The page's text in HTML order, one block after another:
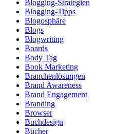
Blogging-Strategien
Blogging-Tipps
Blogosphäre
Blogs
Blogwriting
Boards
Body Tag
Book Marketing
Branchenlösungen
Brand Awareness
Brand Engagement
Branding
Browser
Buchdesign
Bücher